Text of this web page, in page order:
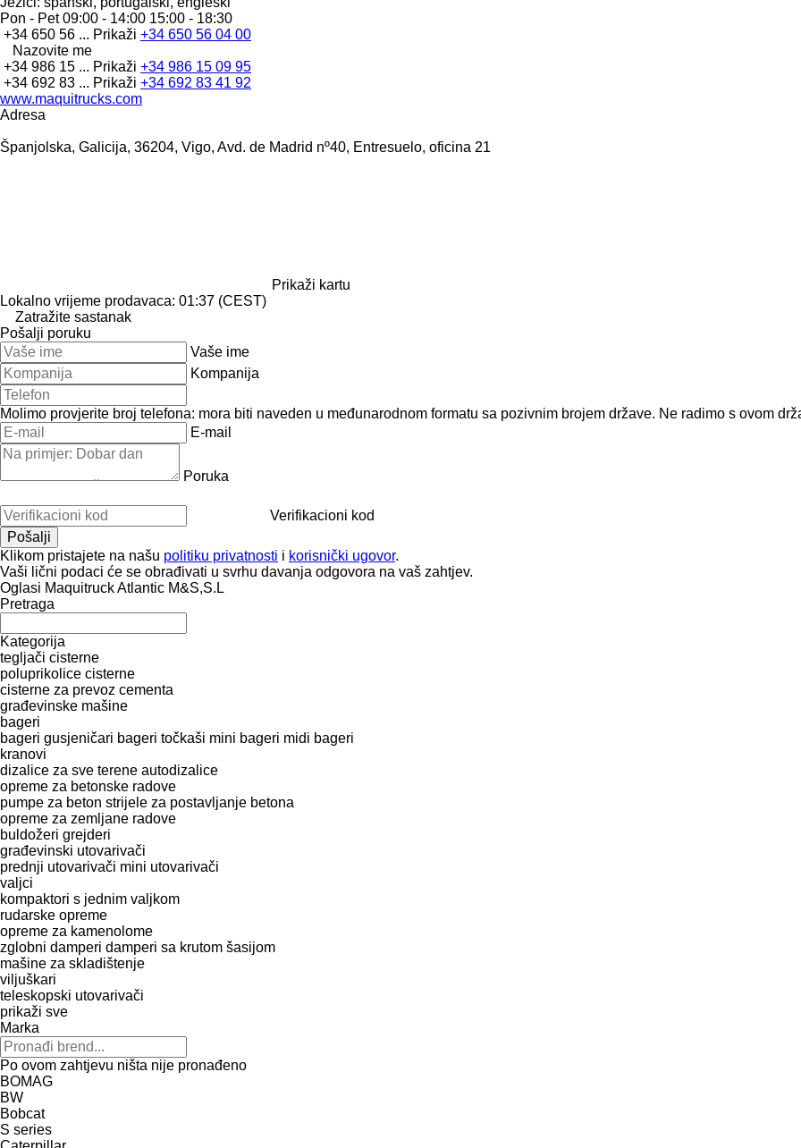
Pon - Pet09:00 - 14:00 15:00 - 18:30
+34 650 56 ... Prikaži +34 650 56 04 00
Nazovite me
+34 986 15 ... Prikaži +34 986 15 09 95
+34 692 83 ... Prikaži +34 692 83 41 92
www.maquitrucks.com
Adresa
Španjolska, Galicija, 36204, Vigo, Avd. de Madrid nº40, Entresuelo, oficina 21
Prikaži kartu
Lokalno vrijeme prodavaca: 01:37 (CEST)
Zatražite sastanak
Pošalji poruku
Vaše ime
Kompanija
Molimo provjerite broj telefona: mora biti naveden u međunarodnom formatu sa pozivnim brojem države. Ne radimo s ovom
E-mail
Poruka
Verifikacioni kod
Klikom pristajete na našu politiku privatnosti i korisnički ugovor.
Vaši lični podaci će se obrađivati ​​u svrhu davanja odgovora na vaš zahtjev.
Oglasi Maquitruck Atlantic M&S,S.L
Pretraga
Kategorija
tegljači cisterne
poluprikolice cisterne
cisterne za prevoz cementa
građevinske mašine
bageri
bageri gusjeničari bageri točkaši mini bageri midi bageri
kranovi
dizalice za sve terene autodizalice
opreme za betonske radove
pumpe za beton strijele za postavljanje betona
opreme za zemljane radove
buldožeri grejderi
građevinski utovarivači
prednji utovarivači mini utovarivači
valjci
kompaktori s jednim valjkom
rudarske opreme
opreme za kamenolome
zglobni damperi damperi sa krutom šasijom
mašine za skladištenje
viljuškari
teleskopski utovarivači
prikaži sve
Marka
Po ovom zahtjevu ništa nije pronađeno
BOMAG
BW
Bobcat
S series